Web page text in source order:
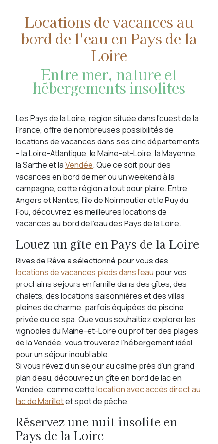
Locations de vacances au
bord de l'eau en Pays de la
Loire
Entre mer, nature et
hébergements insolites
Les Pays de la Loire, région située dans l'ouest de la
France, offre de nombreuses possibilités de
locations de vacances dans ses cinq départements
– la Loire-Atlantique, le Maine-et-Loire, la Mayenne,
la Sarthe et laVendée. Que ce soit pour des
vacances en bord de mer ou un weekend à la
campagne, cette région a tout pour plaire. Entre
Angers et Nantes, l’île de Noirmoutier et le Puy du
Fou, découvrez les meilleures locations de
vacances au bord de l’eau des Pays de la Loire.
Louez un gîte en Pays de la Loire
Rives de Rêve a sélectionné pour vous des
locations de vacances pieds dans l’eau pour vos
prochains séjours en famille dans des gîtes, des
chalets, des locations saisonnières et des villas
pleines de charme, parfois équipées de piscine
privée ou de spa. Que vous souhaitiez explorer les
vignobles du Maine-et-Loire ou profiter des plages
de la Vendée, vous trouverez l’hébergement idéal
pour un séjour inoubliable.
Si vous rêvez d’un séjour au calme près d’un grand
plan d’eau, découvrez un gîte en bord de lac en
Vendée, comme cettelocation avec accès direct au
lac de Marilletet spot de pêche.
Réservez une nuit insolite en
Pays de la Loire